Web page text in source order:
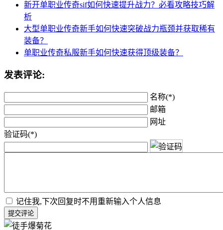
新开单职业传奇sif如何快速提升战力？必看攻略技巧解
析
大型单职业传奇新手如何快速突破战力瓶颈并获取稀有
装备？
单职业传奇私服新手如何快速获得顶级装备？
发表评论:
名称(*)
邮箱
网址
验证码(*)
记住我,下次回复时不用重新输入个人信息
提交评论